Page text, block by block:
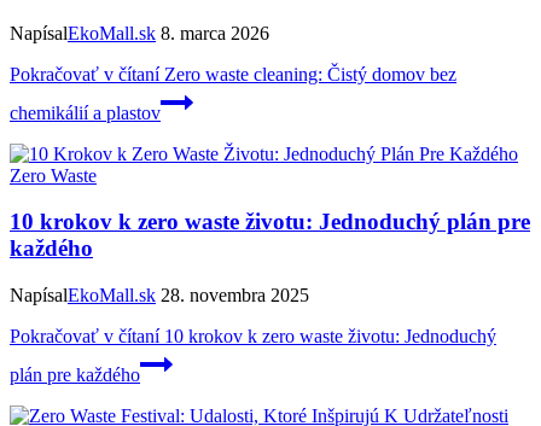
NapísalEkoMall.sk 8. marca 2026
Pokračovať v čítaníZero waste cleaning: Čistý domov bez
chemikálií a plastov
Zero Waste
10 krokov k zero waste životu: Jednoduchý plán pre
každého
NapísalEkoMall.sk 28. novembra 2025
Pokračovať v čítaní10 krokov k zero waste životu: Jednoduchý
plán pre každého